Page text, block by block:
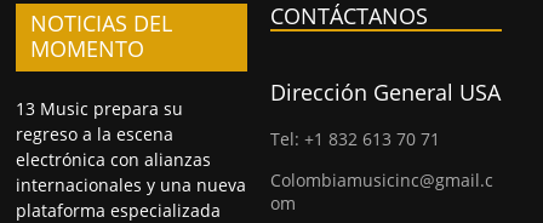
NOTICIAS DEL
MOMENTO
13 Music prepara su
regreso a la escena
electrónica con alianzas
internacionales y una nueva
plataforma especializada
CONTÁCTANOS
Dirección General USA
Tel: +1 832 613 70 71
Colombiamusicinc@gmail.c
om